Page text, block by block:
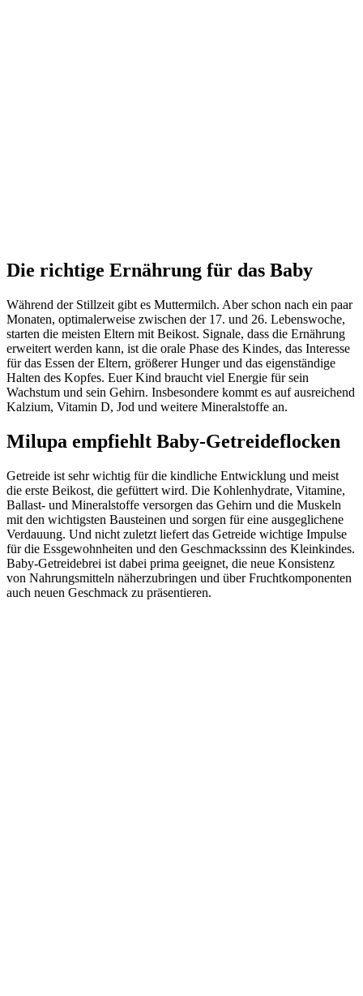
Die richtige Ernährung für das Baby
Während der Stillzeit gibt es Muttermilch. Aber schon nach ein paar
Monaten, optimalerweise zwischen der 17. und 26. Lebenswoche,
starten die meisten Eltern mit Beikost. Signale, dass die Ernährung
erweitert werden kann, ist die orale Phase des Kindes, das Interesse
für das Essen der Eltern, größerer Hunger und das eigenständige
Halten des Kopfes. Euer Kind braucht viel Energie für sein
Wachstum und sein Gehirn. Insbesondere kommt es auf ausreichend
Kalzium, Vitamin D, Jod und weitere Mineralstoffe an.
Milupa empfiehlt Baby-Getreideflocken
Getreide ist sehr wichtig für die kindliche Entwicklung und meist
die erste Beikost, die gefüttert wird. Die Kohlenhydrate, Vitamine,
Ballast- und Mineralstoffe versorgen das Gehirn und die Muskeln
mit den wichtigsten Bausteinen und sorgen für eine ausgeglichene
Verdauung. Und nicht zuletzt liefert das Getreide wichtige Impulse
für die Essgewohnheiten und den Geschmackssinn des Kleinkindes.
Baby-Getreidebrei ist dabei prima geeignet, die neue Konsistenz
von Nahrungsmitteln näherzubringen und über Fruchtkomponenten
auch neuen Geschmack zu präsentieren.